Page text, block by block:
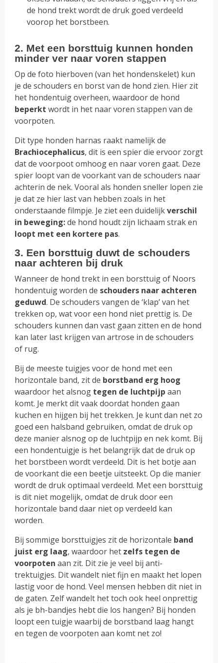
de hond trekt wordt de druk goed verdeeld
voorop het borstbeen.
2. Met een borsttuig kunnen honden
minder ver naar voren stappen
Op de foto hierboven (van het hondenskelet) kun
je de schouders en borst van de hond zien. Hier zit
het hondentuig overheen, waardoor de hond
beperkt wordt in het naar voren stappen van de
voorpoten.
Dit type honden harnas raakt namelijk de
Brachiocephalicus, dit is een spier die ervoor zorgt
dat de voorpoot omhoog en naar voren gaat. Deze
spier loopt van de voorkant van de schouders naar
achterin de nek. Vooral als honden sneller lopen zie
je dat ze hier last van hebben zoals in het
onderstaande filmpje. Je ziet een duidelijkverschil
in beweging:de hond houdt zijn lichaam strak en
loopt met een kortere pas.
3. Een borsttuig duwt de schouders
naar achteren bij druk
Wanneer de hond trekt in een borsttuig of Noors
hondentuig worden de schouders naar achteren
geduwd. De schouders vangen de ‘klap’ van het
trekken op, wat voor een hond niet prettig is. De
schouders kunnen dan vast gaan zitten en de hond
kan later last krijgen van artrose in de schouders
of rug.
Bij de meeste tuigjes voor de hond met een
horizontale band, zit de borstband erg hoog
waardoor het alsnog tegen de luchtpijp aan
komt. Je merkt dit vaak doordat honden gaan
kuchen en hijgen bij het trekken. Je kunt dan net zo
goed een halsband gebruiken, omdat de druk op
deze manier alsnog op de luchtpijp en nek komt. Bij
een hondentuigje is het belangrijk dat de druk op
het borstbeen wordt verdeeld. Dit is het botje aan
de voorkant die een beetje uitsteekt. Op die manier
wordt de druk optimaal verdeeld. Met een borsttuig
is dit niet mogelijk, omdat de druk door een
horizontale band daar niet op verdeeld kan
worden.
Bij sommige borsttuigjes zit de horizontale band
juist erg laag, waardoor het zelfs tegen de
voorpoten aan zit. Dit zie je veel bij anti-
trektuigjes. Dit wandelt niet fijn en maakt het lopen
lastig voor de hond. Veel mensen hebben dit niet in
de gaten. Zelf wandelt het toch ook heel onprettig
als je bh-bandjes hebt die los hangen? Bij honden
loopt een tuigje waarbij de borstband laag hangt
en tegen de voorpoten aan komt net zo!